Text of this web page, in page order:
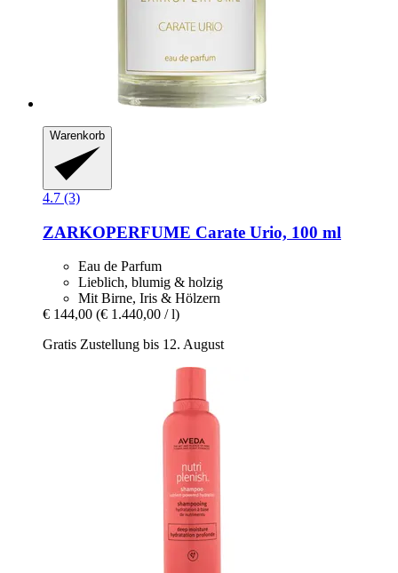
Warenkorb
4.7 (3)
ZARKOPERFUME Carate Urio, 100 ml
Eau de Parfum
Lieblich, blumig & holzig
Mit Birne, Iris & Hölzern
€ 144,00 (€ 1.440,00 / l)
Gratis Zustellung bis 12. August